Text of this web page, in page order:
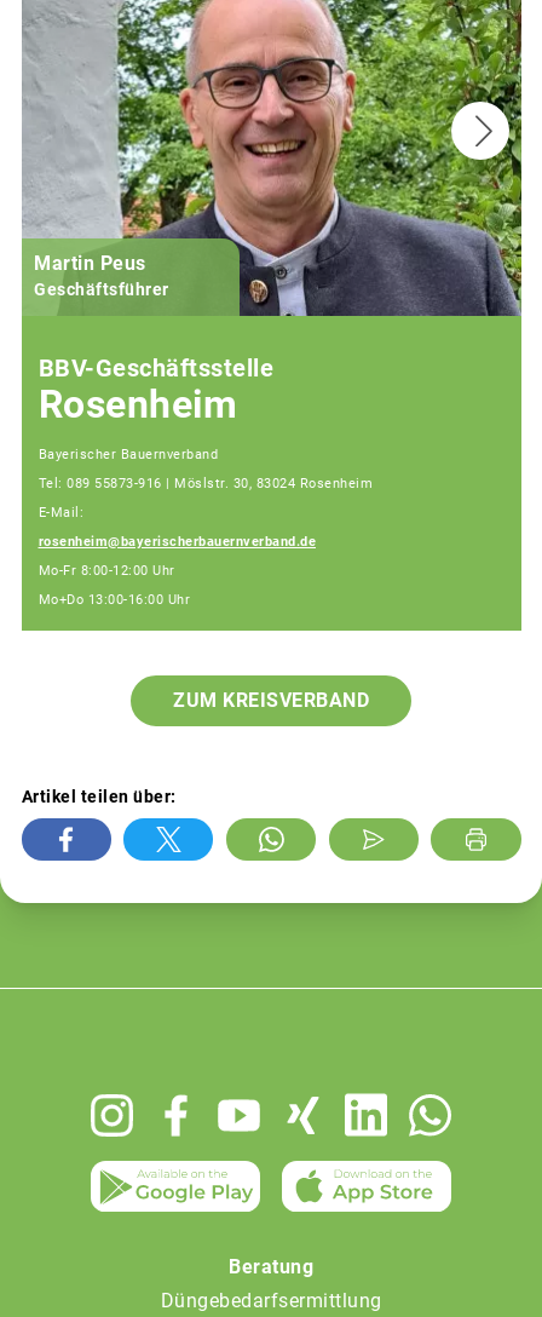
Martin Peus
Geschäftsführer
BBV-Geschäftsstelle
Rosenheim
Bayerischer Bauernverband
Tel: 089 55873-916 | Möslstr. 30, 83024 Rosenheim
E-Mail:
rosenheim@bayerischerbauernverband.de
Mo-Fr 8:00-12:00 Uhr
Mo+Do 13:00-16:00 Uhr
ZUM KREISVERBAND
Artikel teilen über:
Beratung
Düngebedarfsermittlung